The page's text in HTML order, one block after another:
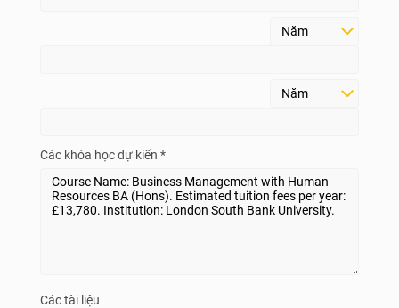
Các khóa học dự kiến *
Các tài liệu